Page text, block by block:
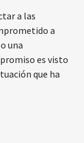
a las
a
una
es visto
que ha